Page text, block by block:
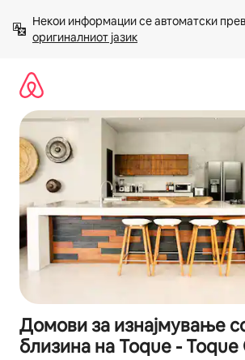
содржина
Некои информации се автоматски
оригиналниот јазик
Домови за изнајмување
близина на Toque - Toque